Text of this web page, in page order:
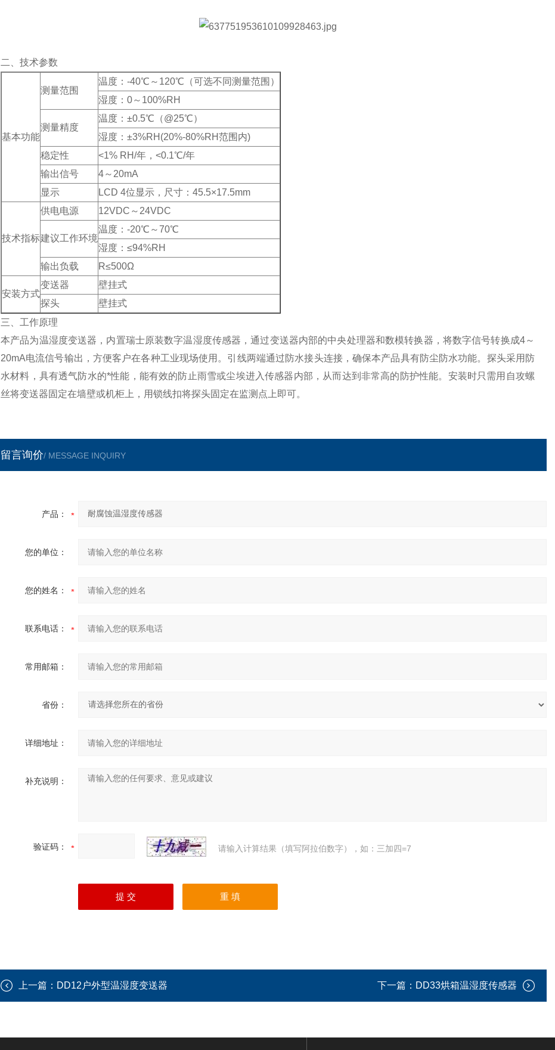
二、技术参数
基本功能
测量范围
温度：-40℃～120℃（可选不同测量范围）
湿度：0～100%RH
测量精度
温度：±0.5℃（@25℃）
湿度：±3%RH(20%-80%RH范围内)
稳定性
<1% RH/年，<0.1℃/年
输出信号
4～20mA
显示
LCD 4位显示，尺寸：45.5×17.5mm
技术指标
供电电源 12VDC～24VDC
建议工作环境
温度：-20℃～70℃
湿度：≤94%RH
输出负载
R≤500Ω
安装方式
变送器
壁挂式
探头
壁挂式
三、工作原理
本产品为温湿度变送器，内置瑞士原装数字温湿度传感器，通过变送器内部的中央处理器和数模转换器，将数字信号转换成4～
20mA电流信号输出，方便客户在各种工业现场使用。引线两端通过防水接头连接，确保本产品具有防尘防水功能。探头采用防
水材料，具有透气防水的*性能，能有效的防止雨雪或尘埃进入传感器内部，从而达到非常高的防护性能。安装时只需用自攻螺
丝将变送器固定在墙壁或机柜上，用锁线扣将探头固定在监测点上即可。
留言询价/ MESSAGE INQUIRY
产品：
您的单位：
您的姓名：
联系电话：
常用邮箱：
省份：
详细地址：
补充说明：
验证码： 请输入计算结果（填写阿拉伯数字），如：三加四=7
上一篇： DD12户外型温湿度变送器 下一篇： DD33烘箱温湿度传感器